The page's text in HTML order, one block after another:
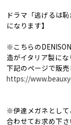
ドラマ「逃げるは
になります】
※こちらの
造がイタリア製にな
下記のページで販売
https://
※伊達メガネとして
合わせてお求め下さ